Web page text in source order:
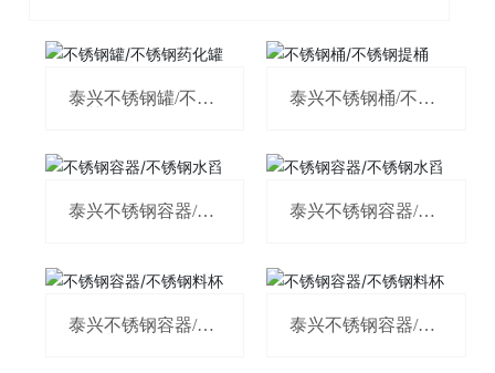
泰兴不锈钢罐/不锈
泰兴不锈钢桶/不锈
泰兴不锈钢容器/不
泰兴不锈钢容器/不
泰兴不锈钢容器/不
泰兴不锈钢容器/不